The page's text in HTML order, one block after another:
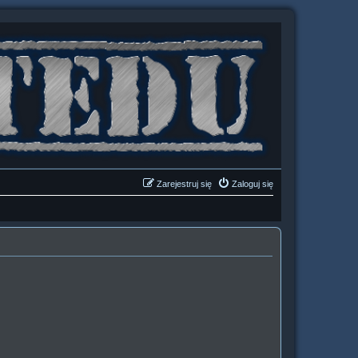
Zaloguj się
Zarejestruj się